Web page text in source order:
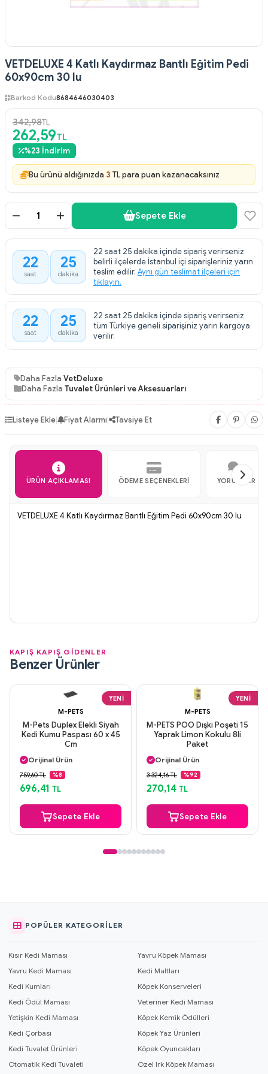
VETDELUXE 4 Katlı Kaydırmaz Bantlı Eğitim Pedi
60x90cm 30 lu
Barkod Kodu8684646030403
342,98TL
262,59TL
%23 İndirim
Bu ürünü aldığınızda 3 TL para puan kazanacaksınız
Sepete Ekle
22
saat
25
dakika
22 saat 25 dakika içinde sipariş verirseniz
belirli ilçelerde İstanbul içi siparişleriniz yarın
teslim edilir. Aynı gün teslimat ilçeleri için
tıklayın.
22
saat
25
dakika
22 saat 25 dakika içinde sipariş verirseniz
tüm Türkiye geneli siparişiniz yarın kargoya
verilir.
Daha Fazla VetDeluxe
Daha Fazla Tuvalet Ürünleri ve Aksesuarları
Listeye Ekle| Fiyat Alarmı| Tavsiye Et
ÜRÜN AÇIKLAMASI ÖDEME SEÇENEKLERI YORUMLAR
VETDELUXE 4 Katlı Kaydırmaz Bantlı Eğitim Pedi 60x90cm 30 lu
KAPIŞ KAPIŞ GİDENLER
Benzer Ürünler
YENI
M-PETS
M-Pets Duplex Elekli Siyah
Kedi Kumu Paspası 60 x 45
Cm
Aynı Gün Kargo
Orijinal Ürün
Güvenli Ödeme
Aynı Gün Kargo
759,60 TL %8
696,41 TL
Sepete Ekle
YENI
M-PETS
M-PETS POO Dışkı Poşeti 15
Yaprak Limon Kokulu 8li
Paket
Aynı Gün Kargo
Orijinal Ürün
Güvenli Ödeme
Aynı Gün Kargo
3.324,16 TL %92
270,14 TL
Sepete Ekle
POPÜLER KATEGORILER
Kısır Kedi Maması
Yavru Köpek Maması
Yavru Kedi Maması
Kedi Maltları
Kedi Kumları
Köpek Konserveleri
Kedi Ödül Maması
Veteriner Kedi Maması
Yetişkin Kedi Maması
Köpek Kemik Ödülleri
Kedi Çorbası
Köpek Yaz Ürünleri
Kedi Tuvalet Ürünleri
Köpek Oyuncakları
Otomatik Kedi Tuvaleti
Özel Irk Köpek Maması